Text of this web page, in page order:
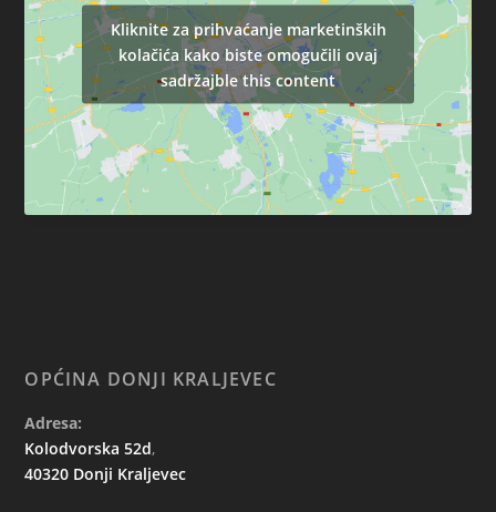
Kliknite za prihvaćanje marketinških
kolačića kako biste omogučili ovaj
sadržajble this content
OPĆINA DONJI KRALJEVEC
Adresa:
Kolodvorska 52d,
40320 Donji Kraljevec